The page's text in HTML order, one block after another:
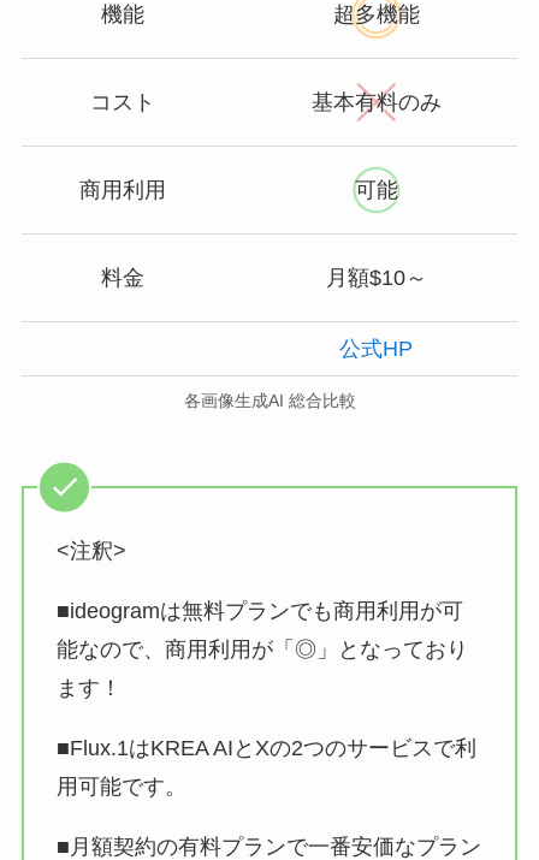
機能 超多機能
コスト 基本有料のみ
商用利用 可能
料金 月額$10～
公式HP
各画像生成AI 総合比較
<注釈>
■ideogramは無料プランでも商用利用が可
能なので、商用利用が「◎」となっており
ます！
■Flux.1はKREA AIとXの2つのサービスで利
用可能です。
■月額契約の有料プランで一番安価なプラン